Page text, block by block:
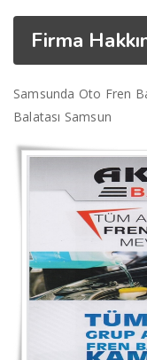
Firma
Samsunda Oto Fren
Balatası Samsun